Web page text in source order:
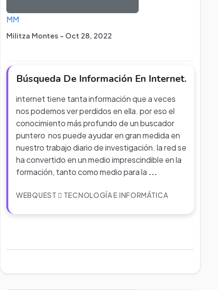
MM
Militza Montes - Oct 28, 2022
Búsqueda De Información En Internet.
internet tiene tanta información que a veces
nos podemos ver perdidos en ella. por eso el
conocimiento más profundo de un buscador
puntero nos puede ayudar en gran medida en
nuestro trabajo diario de investigación. la red se
ha convertido en un medio imprescindible en la
formación, tanto como medio para la ...
WEBQUEST TECNOLOGÍA E INFORMÁTICA